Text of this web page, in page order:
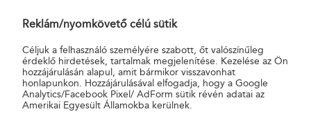
a háznál/címhelyen feladott, MPL Üzleti csomag szolgáltatás
igénybe vétele esetén is érvényes, részletek a
www.vaterafutar.hu/#mploldalon.
A háznál történő felvétel többletszolgáltatás a lakosság számára
Reklám/nyomkövető célú sütik
Céljuk a felhasználó személyére szabott, őt valószínűleg
érdeklő hirdetések, tartalmak megjelenítése. Kezelése az Ön
hozzájárulásán alapul, amit bármikor visszavonhat
honlapunkon. Hozzájárulásával elfogadja, hogy a Google
Analytics/Facebook Pixel/ AdForm sütik révén adatai az
Amerikai Egyesült Államokba kerülnek.